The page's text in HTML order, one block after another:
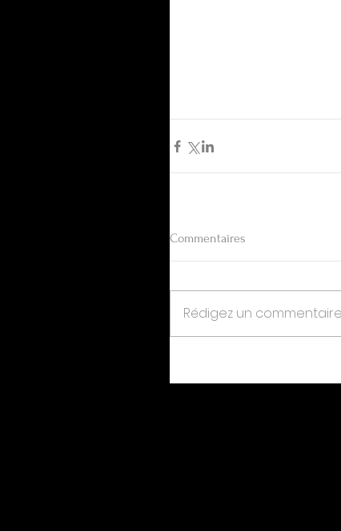
Commentaires
Rédigez un